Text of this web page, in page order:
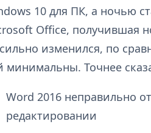
10 для ПК, а ночью
Office, получившая
изменился, по
минимальны. Точнее
Word 2016 неправильно
редактировании